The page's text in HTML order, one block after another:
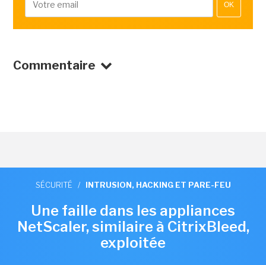
OK
Commentaire
SÉCURITÉ / INTRUSION, HACKING ET PARE-FEU
Une faille dans les appliances
NetScaler, similaire à CitrixBleed,
exploitée